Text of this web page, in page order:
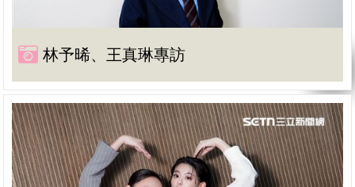
林予晞、王真琳專訪